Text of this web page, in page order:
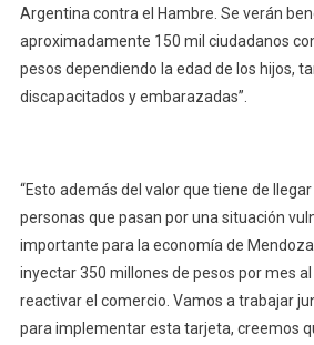
Argentina contra el Hambre. Se verán
aproximadamente 150 mil ciudadanos
pesos dependiendo la edad de los hijos,
discapacitados y embarazadas”.
“Esto además del valor que tiene de
personas que pasan por una situación
importante para la economía de
inyectar 350 millones de pesos por mes
reactivar el comercio. Vamos a trabajar
para implementar esta tarjeta, creemos